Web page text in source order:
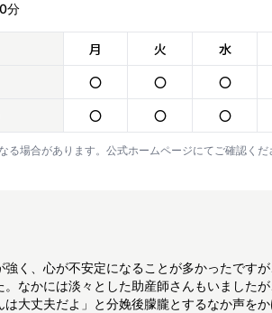
分
月 火 水
〇 〇 〇
〇 〇 〇
る場合があります。公式ホームページにてご確認くだ
く、心が不安定になることが多かったです
なかには淡々とした助産師さんもいました
は大丈夫だよ」と分娩後朦朧とするなか声を